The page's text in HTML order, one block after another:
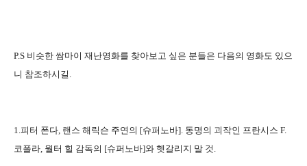
P.S 비슷한 쌈마이 재난영화를 찾아보고 싶은 분들은 다음의 영화도 있으
니 참조하시길.
1.피터 폰다, 랜스 해릭슨 주연의 [슈퍼노바]. 동명의 괴작인 프란시스 F.
코폴라, 월터 힐 감독의 [슈퍼노바]와 헷갈리지 말 것.